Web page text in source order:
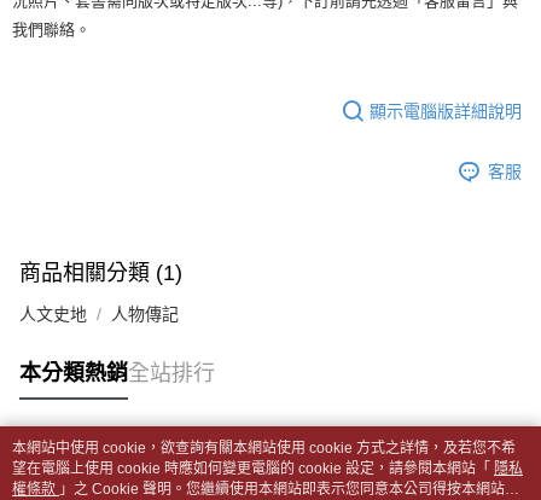
2.透過簡訊連結打開帳單後，可選擇「超商條碼／台灣大直營門市／銀行轉
帳／街口支付／iPASS MONEY」等通路繳費。
1.本服務係由「台灣大哥大股份有限公司」（以下簡稱本公司）所提供，讓
用戶於交易時，得透過本服務購買商品或服務，並由商店將買賣／分期付款
2.基於同意付款使用「大哥付你分期」之契約關係目的，商店將以您的個人
資料（包含姓名、電話或地址）提供予台灣大哥大進項蒐集、處理及利用，
結帳頁面，進行簡訊認證並確認金額後，即可完成結帳。
２．訂單成立數日內，您將收到繳費通知簡訊。
※ 請注意：結帳手續完成當下不需立刻繳費，但若您需要取消訂單，請聯絡
※ 交易是否成功請以「AFTEE先享後付 」之結帳頁面顯示為準，若有關於
【注意事項】
１．透過由恩沛科技股份有限公司提供之「AFTEE先享後付」服務完成之交
易，需依本服務之必要範圍內提供個人資料，並將交易相關給付款項請求債
權轉讓予恩沛科技股份有限公司。
https://aftee.tw/terms/#terms3
４．使用「AFTEE先享後付」時，將依據個別帳號之用戶狀況，依本公司即
時審查核予不同之上限額度；若仍有額度不足之情形，本公司將視審查結果
每筆NT$65，滿NT$499(含以上)免運費
7-11取貨付款【書籍"本數"8本以上，建議使用中華郵政宅配
每筆NT$65，滿NT$688(含以上)免運費
中華郵政包裹
中華郵政包裹(離島)
每筆NT$65，滿NT$688(含以上)免運費
士林門市自取(書送達簡訊通知)
我們聯絡。
顯示電腦版詳細說明
客服
商品相關分類 (1)
人文史地 人物傳記
本分類熱銷全站排行
熱門標籤
本網站中使用 cookie，欲查詢有關本網站使用 cookie 方式之詳情，及若您不希
望在電腦上使用 cookie 時應如何變更電腦的 cookie 設定，請參閱本網站「 隱私
權條款 」之 Cookie 聲明。您繼續使用本網站即表示您同意本公司得按本網站使